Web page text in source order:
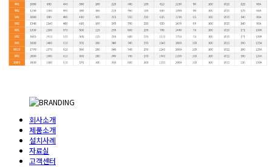
회사소개
제품소개
설치사례
자료실
고객센터